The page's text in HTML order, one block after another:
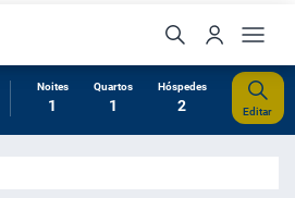
Noites
1
Quartos
1
Hóspedes
2 Editar